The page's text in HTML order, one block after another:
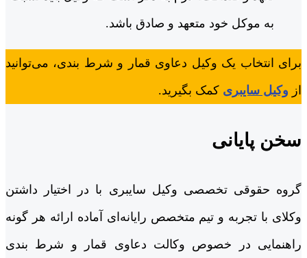
به موکل خود متعهد و صادق باشد.
برای انتخاب یک وکیل دعاوی قمار و شرط بندی، می‌توانید
از وکیل سایبری کمک بگیرید.
سخن پایانی
گروه حقوقی تخصصی وکیل سایبری با در اختیار داشتن
وکلای با تجربه و تیم متخصص رایانه‌ای آماده ارائه هر گونه
راهنمایی در خصوص وکالت دعاوی قمار و شرط بندی